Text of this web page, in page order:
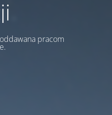
pracom